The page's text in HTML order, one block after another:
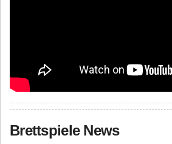
Brettspiele News